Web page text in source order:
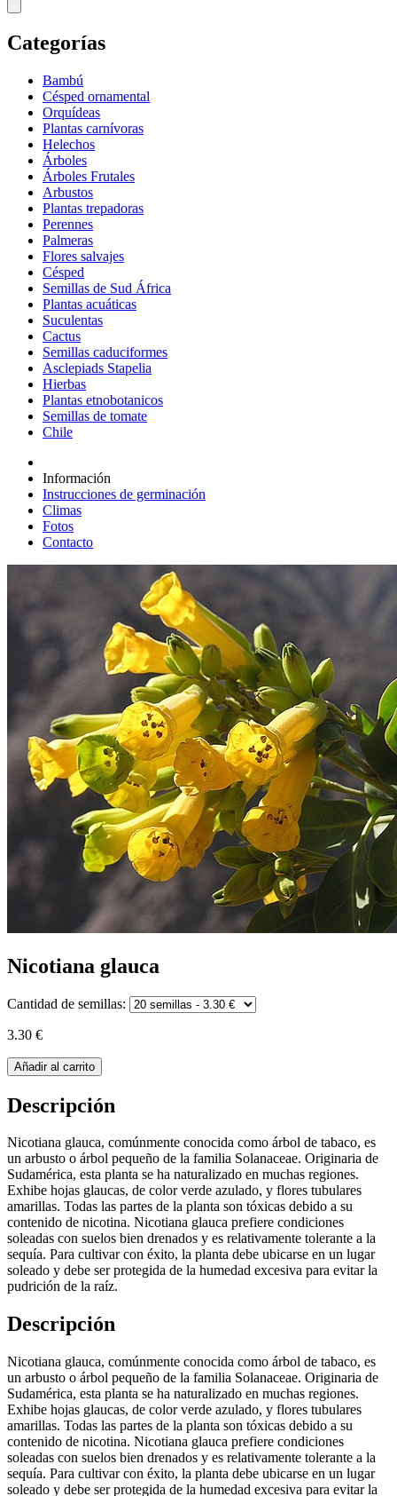
Categorías
Bambú
Césped ornamental
Orquídeas
Plantas carnívoras
Helechos
Árboles
Árboles Frutales
Arbustos
Plantas trepadoras
Perennes
Palmeras
Flores salvajes
Césped
Semillas de Sud África
Plantas acuáticas
Suculentas
Cactus
Semillas caduciformes
Asclepiads Stapelia
Hierbas
Plantas etnobotanicos
Semillas de tomate
Chile
Información
Instrucciones de germinación
Climas
Fotos
Contacto
Nicotiana glauca
Cantidad de semillas:
3.30 €
Añadir al carrito
Descripción
Nicotiana glauca, comúnmente conocida como árbol de tabaco, es
un arbusto o árbol pequeño de la familia Solanaceae. Originaria de
Sudamérica, esta planta se ha naturalizado en muchas regiones.
Exhibe hojas glaucas, de color verde azulado, y flores tubulares
amarillas. Todas las partes de la planta son tóxicas debido a su
contenido de nicotina. Nicotiana glauca prefiere condiciones
soleadas con suelos bien drenados y es relativamente tolerante a la
sequía. Para cultivar con éxito, la planta debe ubicarse en un lugar
soleado y debe ser protegida de la humedad excesiva para evitar la
pudrición de la raíz.
Descripción
Nicotiana glauca, comúnmente conocida como árbol de tabaco, es
un arbusto o árbol pequeño de la familia Solanaceae. Originaria de
Sudamérica, esta planta se ha naturalizado en muchas regiones.
Exhibe hojas glaucas, de color verde azulado, y flores tubulares
amarillas. Todas las partes de la planta son tóxicas debido a su
contenido de nicotina. Nicotiana glauca prefiere condiciones
soleadas con suelos bien drenados y es relativamente tolerante a la
sequía. Para cultivar con éxito, la planta debe ubicarse en un lugar
soleado y debe ser protegida de la humedad excesiva para evitar la